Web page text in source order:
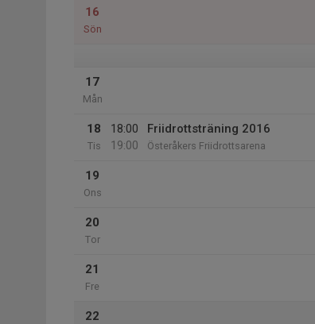
16
Sön
17
Mån
18
Tis
18:00
19:00
Friidrottsträning 2016
Österåkers Friidrottsarena
19
Ons
20
Tor
21
Fre
22